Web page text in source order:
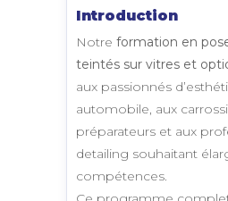
Introduction
Notre formation en
teintés sur vitres et
aux passionnés
automobile, aux
préparateurs et aux
detailing souhaitant
compétences.